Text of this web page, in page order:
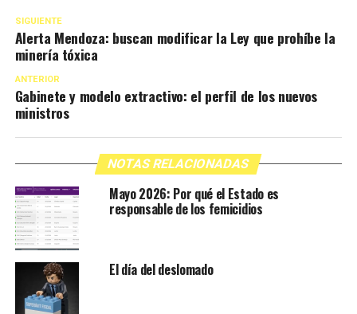
SIGUIENTE
Alerta Mendoza: buscan modificar la Ley que prohíbe la
minería tóxica
ANTERIOR
Gabinete y modelo extractivo: el perfil de los nuevos
ministros
NOTAS RELACIONADAS
Mayo 2026: Por qué el Estado es
responsable de los femicidios
El día del deslomado